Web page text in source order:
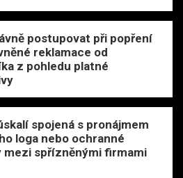
postupovat při popření
reklamace od
z pohledu platné
spojená s pronájmem
loga nebo ochranné
mezi spřízněnými firmami